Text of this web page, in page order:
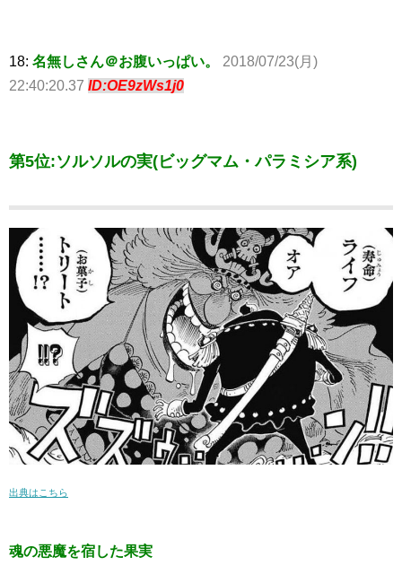
18: 名無しさん＠お腹いっぱい。
2018/07/23(月)
22:40:20.37 ID:OE9zWs1j0
第5位:ソルソルの実(ビッグマム・パラミシア系)
出典はこちら
魂の悪魔を宿した果実